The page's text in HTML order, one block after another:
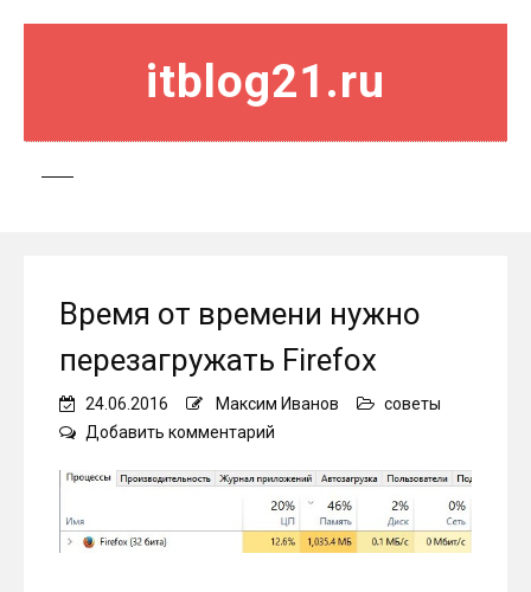
itblog21.ru
Время от времени нужно
перезагружать Firefox
24.06.2016 Максим Иванов
советы
Добавить комментарий
от
времени
нужно
перезагружать